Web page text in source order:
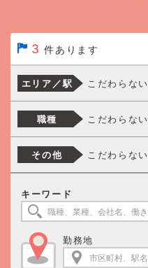
3 件あります
エリア／駅 こだわらない
職種 こだわらない
その他 こだわらない
キーワード
勤務地